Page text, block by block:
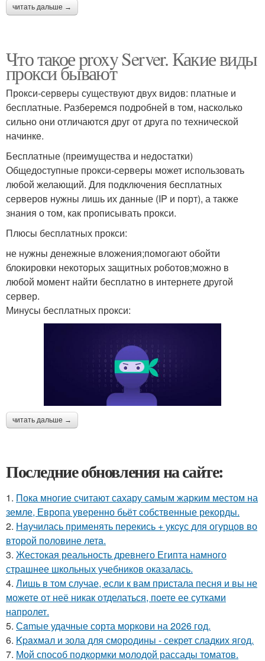
читать дальше →
Что такое proxy Server. Какие виды
прокси бывают
Прокси-серверы существуют двух видов: платные и
бесплатные. Разберемся подробней в том, насколько
сильно они отличаются друг от друга по технической
начинке.
Бесплатные (преимущества и недостатки)
Общедоступные прокси-серверы может использовать
любой желающий. Для подключения бесплатных
серверов нужны лишь их данные (IP и порт), а также
знания о том, как прописывать прокси.
Плюсы бесплатных прокси:
не нужны денежные вложения;помогают обойти
блокировки некоторых защитных роботов;можно в
любой момент найти бесплатно в интернете другой
сервер.
Минусы бесплатных прокси:
читать дальше →
Последние обновления на сайте:
1. Пока многие считают сахару самым жарким местом на
земле, Европа уверенно бьёт собственные рекорды.
2. Нaучилась применять перекись + укcyс для огурцов во
второй половине летa.
3. Жестокая реальность древнего Египта намного
страшнее школьных учебников оказалась.
4. Лишь в том случае, если к вам пристала песня и вы не
можете от неё никак отделаться, поете ее сутками
напролет.
5. Сamые удачные сорта моркови на 2026 год.
6. Kpaxмал и зола для смородины - секрет сладких ягод.
7. Мой способ подкормки молодой рассады томатов.